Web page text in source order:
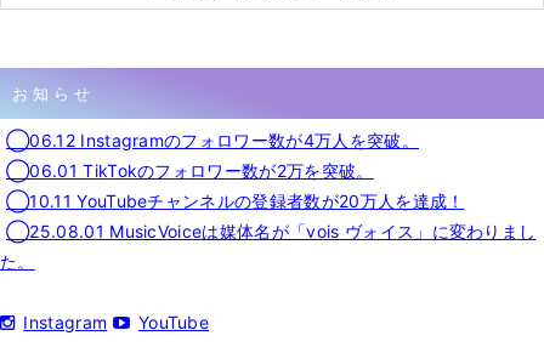
お知らせ
◯06.12 Instagramのフォロワー数が4万人を突破。
◯06.01 TikTokのフォロワー数が2万を突破。
◯10.11 YouTubeチャンネルの登録者数が20万人を達成！
◯25.08.01 MusicVoiceは媒体名が「vois ヴォイス」に変わりまし
た。
Instagram YouTube